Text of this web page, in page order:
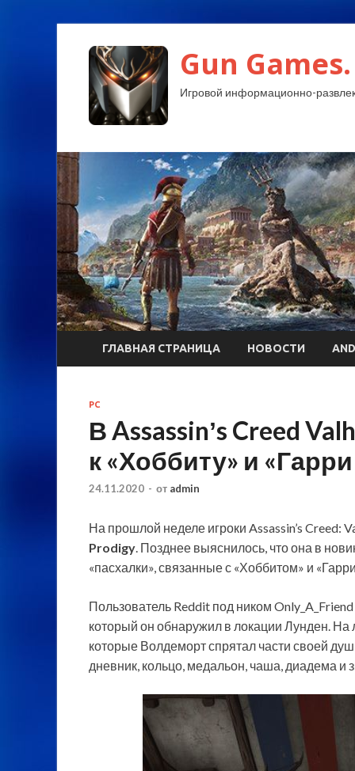
Gun Games.
Игровой информационно-
ГЛАВНАЯ СТРАНИЦА НОВОСТИ
PC
В Assassinʼs Creed
к «Хоббиту» и
24.11.2020 - от admin
На прошлой неделе игроки Assassin’s Creed:
Prodigy. Позднее выяснилось, что она в
«пасхалки», связанные с «Хоббитом» и
Пользователь Reddit под ником
который он обнаружил в локации Лунден.
которые Волдеморт спрятал части своей
дневник, кольцо, медальон, чаша, диадема и